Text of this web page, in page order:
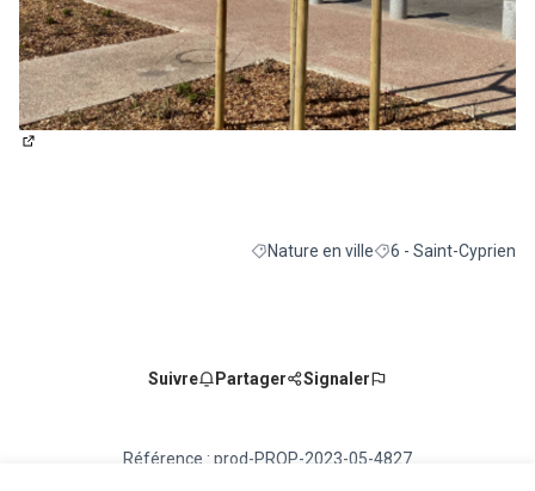
Filtrer les résultats de la catégorie :
Nature en villeFiltrer les résultats
6 - Saint-Cyprien
Suivre Partager Signaler
Référence : prod-PROP-2023-05-4827